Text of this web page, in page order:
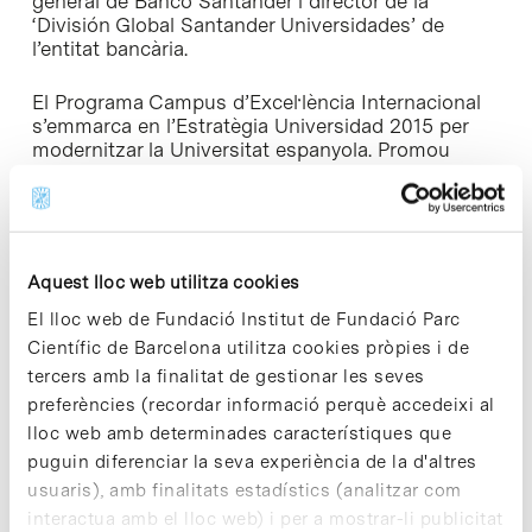
Aquest lloc web utilitza cookies
El lloc web de Fundació Institut de Fundació Parc
Científic de Barcelona utilitza cookies pròpies i de
tercers amb la finalitat de gestionar les seves
preferències (recordar informació perquè accedeixi al
lloc web amb determinades característiques que
puguin diferenciar la seva experiència de la d'altres
usuaris), amb finalitats estadístics (analitzar com
interactua amb el lloc web) i per a mostrar-li publicitat
‘División Global Santander Universidades’ de
l’entitat bancària.
El Programa Campus d’Excel·lència Internacional
s’emmarca en l’Estratègia Universidad 2015 per
modernitzar la Universitat espanyola. Promou
d’altres institucions ubicades en els campus per
tal de crear «ecosistemes de coneixement» que
desenvolupament territorial. El Govern central ha
invertit més de 590 milions d’euros des de la
posada en marxa del Programa l’any 2008.
RedEmprendia i Banco Santander s’incorporen a
aquest programa en la modalitat de col·laboració
público-privada, en l’àmbit de foment de
l’emprenedoria del Subprograma d’Enfortiment
previst a la convocatòria del 2011.
La Xarxa Universitària Iberoamericana d’ncubació
d’Empreses (RedEmprendia) està formada por